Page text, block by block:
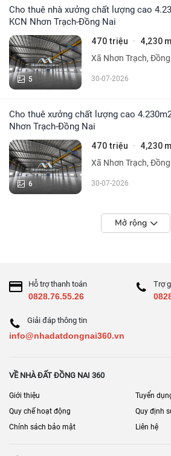
Cho thuê nhà xưởng chất lượng cao 4.230m2 chỉ 470 triệu.
KCN Nhơn Trạch-Đồng Nai
5
470 triệu · 4,230
Xã Nhơn Trạch,
30-07-2026
Cho thuê xưởng chất lượng cao 4.230m2 chỉ 470 triệu. KCN
Nhơn Trạch-Đồng Nai
6
470 triệu · 4,230
Xã Nhơn Trạch,
30-07-2026
Mở rộng
Hỗ trợ thanh toán
0828.76.55.26
Trợ
Giải đáp thông tin
info@nhadatdongnai360.vn
VỀ NHÀ ĐẤT ĐỒNG NAI 360
Giới thiệu
Tuyển
Quy chế hoạt động
Quy định
Chính sách bảo mật
Liên hệ